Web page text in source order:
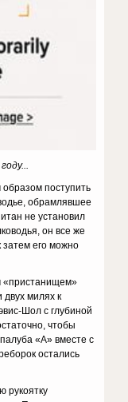
поступить
обрамлявшее
не установил
он все же
затем его можно
«пристанищем»
милях к
Шол с глубиной
чтобы
«А» вместе с
остались
рукоятку